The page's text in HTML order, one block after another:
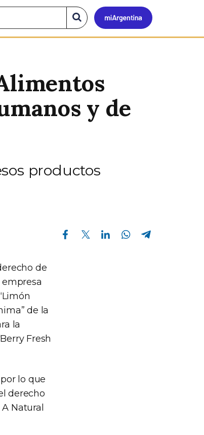
Mi
Buscar
en
el
y de
productos
Compartir en Facebook Compartir en Twitter Compartir en Linkedin Compartir en Whatsapp
de
de la
la
Fresh
lo que
derecho
Natural